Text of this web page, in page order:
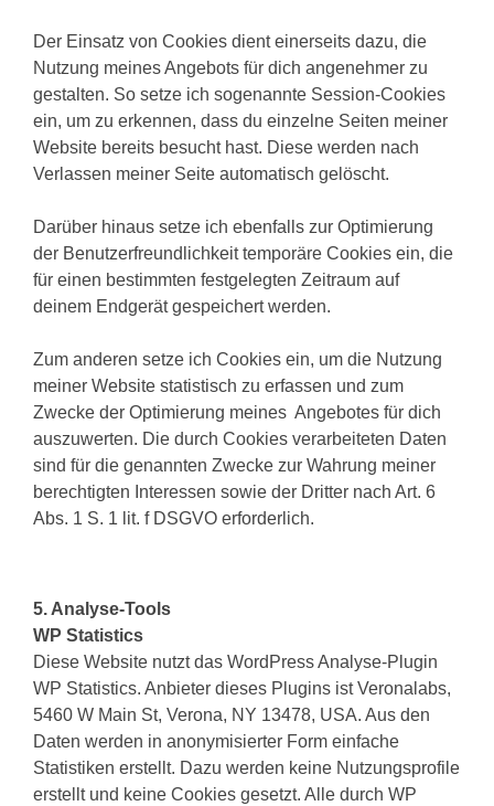
Der Einsatz von Cookies dient einerseits dazu, die
Nutzung meines Angebots für dich angenehmer zu
gestalten. So setze ich sogenannte Session-Cookies
ein, um zu erkennen, dass du einzelne Seiten meiner
Website bereits besucht hast. Diese werden nach
Verlassen meiner Seite automatisch gelöscht.
Darüber hinaus setze ich ebenfalls zur Optimierung
der Benutzerfreundlichkeit temporäre Cookies ein, die
für einen bestimmten festgelegten Zeitraum auf
deinem Endgerät gespeichert werden.
Zum anderen setze ich Cookies ein, um die Nutzung
meiner Website statistisch zu erfassen und zum
Zwecke der Optimierung meines Angebotes für dich
auszuwerten. Die durch Cookies verarbeiteten Daten
sind für die genannten Zwecke zur Wahrung meiner
berechtigten Interessen sowie der Dritter nach Art. 6
Abs. 1 S. 1 lit. f DSGVO erforderlich.
5. Analyse-Tools
WP Statistics
Diese Website nutzt das WordPress Analyse-Plugin
WP Statistics. Anbieter dieses Plugins ist Veronalabs,
5460 W Main St, Verona, NY 13478, USA. Aus den
Daten werden in anonymisierter Form einfache
Statistiken erstellt. Dazu werden keine Nutzungsprofile
erstellt und keine Cookies gesetzt. Alle durch WP